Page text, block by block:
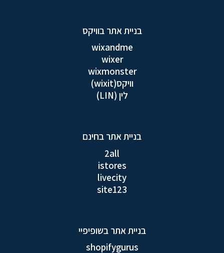
בניית אתר בוויקס
wixandme
wixer
wixmonster
וויקס(wixit)
לין (LIN)
בניית אתר בחינם
2all
istores
livecity
site123
בניית אתר בשופיפיי
shopifygurus